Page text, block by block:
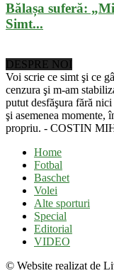
Bălașa suferă:
Simt...
DESPRE NOI
Voi scrie ce simt şi ce
cenzura şi m-am
putut desfăşura fără
şi asemenea momente,
propriu. - COSTIN
Home
Fotbal
Baschet
Volei
Alte sporturi
Special
Editorial
VIDEO
© Website realizat de